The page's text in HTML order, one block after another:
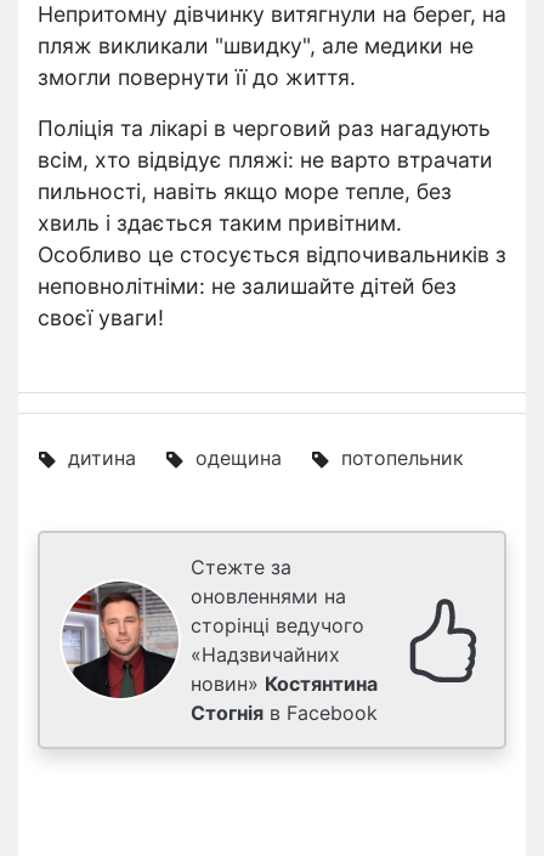
Непритомну дівчинку витягнули на берег, на
пляж викликали "швидку", але медики не
змогли повернути її до життя.
Поліція та лікарі в черговий раз нагадують
всім, хто відвідує пляжі: не варто втрачати
пильності, навіть якщо море тепле, без
хвиль і здається таким привітним.
Особливо це стосується відпочивальників з
неповнолітніми: не залишайте дітей без
своєї уваги!
дитина одещина потопельник
Стежте за
оновленнями на
сторінці ведучого
«Надзвичайних
новин» Костянтина
Стогнія в Facebook